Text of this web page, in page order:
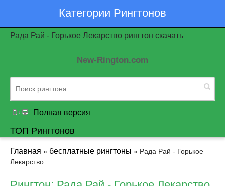
Категории Рингтонов
Рада Рай - Горькое Лекарство рингтон скачать
New-Rington.com
Полная версия
ТОП Рингтонов
Главная » бесплатные рингтоны » Рада Рай - Горькое
Лекарство